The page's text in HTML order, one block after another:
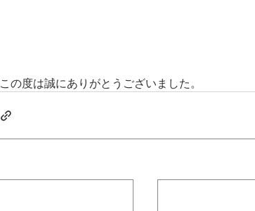
この度は誠にありがとうございました。